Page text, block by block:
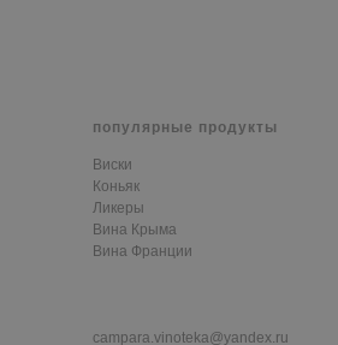
популярные продукты
Виски
Коньяк
Ликеры
Вина Крыма
Вина Франции
campara.vinoteka@yandex.ru